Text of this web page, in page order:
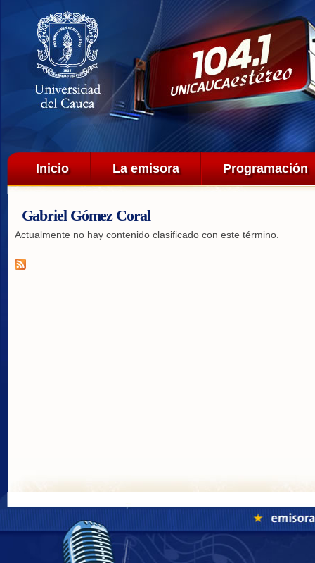
Menú principal
Inicio La emisora Programación
Gabriel Gómez Coral
Actualmente no hay contenido clasificado con este término.